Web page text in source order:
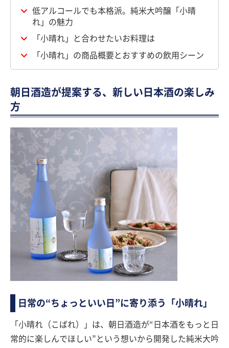
低アルコールでも本格派。純米大吟醸「小晴
れ」の魅力
「小晴れ」と合わせたいお料理は
「小晴れ」の商品概要とおすすめの飲用シーン
朝日酒造が提案する、新しい日本酒の楽しみ
方
日常の“ちょっといい日”に寄り添う「小晴れ」
「小晴れ（こばれ）」は、朝日酒造が“日本酒をもっと日
常的に楽しんでほしい”という想いから開発した純米大吟